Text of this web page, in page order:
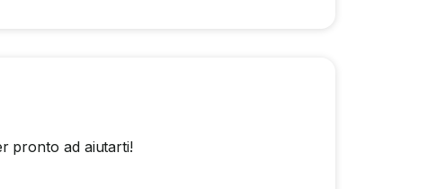
pronto ad aiutarti!